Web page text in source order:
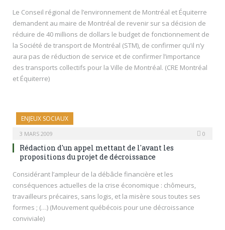
Le Conseil régional de l’environnement de Montréal et Équiterre
demandent au maire de Montréal de revenir sur sa décision de
réduire de 40 millions de dollars le budget de fonctionnement de
la Société de transport de Montréal (STM), de confirmer qu’il n’y
aura pas de réduction de service et de confirmer l’importance
des transports collectifs pour la Ville de Montréal. (CRE Montréal
et Équiterre)
ENJEUX SOCIAUX
3 MARS 2009 0
Rédaction d'un appel mettant de l'avant les
propositions du projet de décroissance
Considérant l’ampleur de la débâcle financière et les
conséquences actuelles de la crise économique : chômeurs,
travailleurs précaires, sans logis, et la misère sous toutes ses
formes ; (…) (Mouvement québécois pour une décroissance
conviviale)